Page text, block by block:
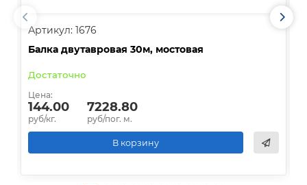
Артикул: 1676
Балка двутавровая 30м, мостовая
Достаточно
Цена:
144.00
руб/кг.
7228.80
руб/пог. м.
В корзину